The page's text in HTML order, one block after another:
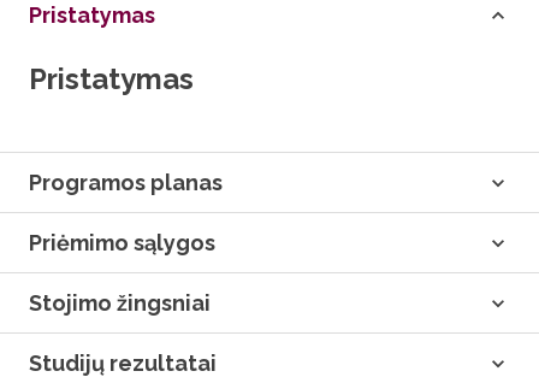
Pristatymas
Pristatymas
Programos planas
Priėmimo sąlygos
Stojimo žingsniai
Studijų rezultatai